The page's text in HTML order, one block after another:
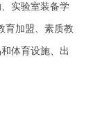
实验室装备学
育加盟、素质教
体育设施、出